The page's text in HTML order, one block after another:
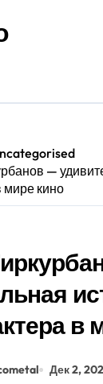
—
мире кино
в
Дек 2,